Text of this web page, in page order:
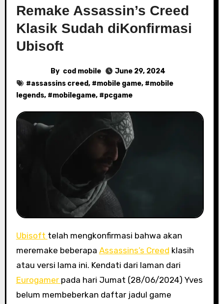
Remake Assassin’s Creed
Klasik Sudah diKonfirmasi
Ubisoft
By cod mobile
June 29, 2024
#assassins creed, #mobile game, #mobile
legends, #mobilegame, #pcgame
Ubisoft telah mengkonfirmasi bahwa akan
meremake beberapa Assassins’s Creed klasih
atau versi lama ini. Kendati dari laman dari
Eurogamer pada hari Jumat (28/06/2024) Yves
belum membeberkan daftar jadul game